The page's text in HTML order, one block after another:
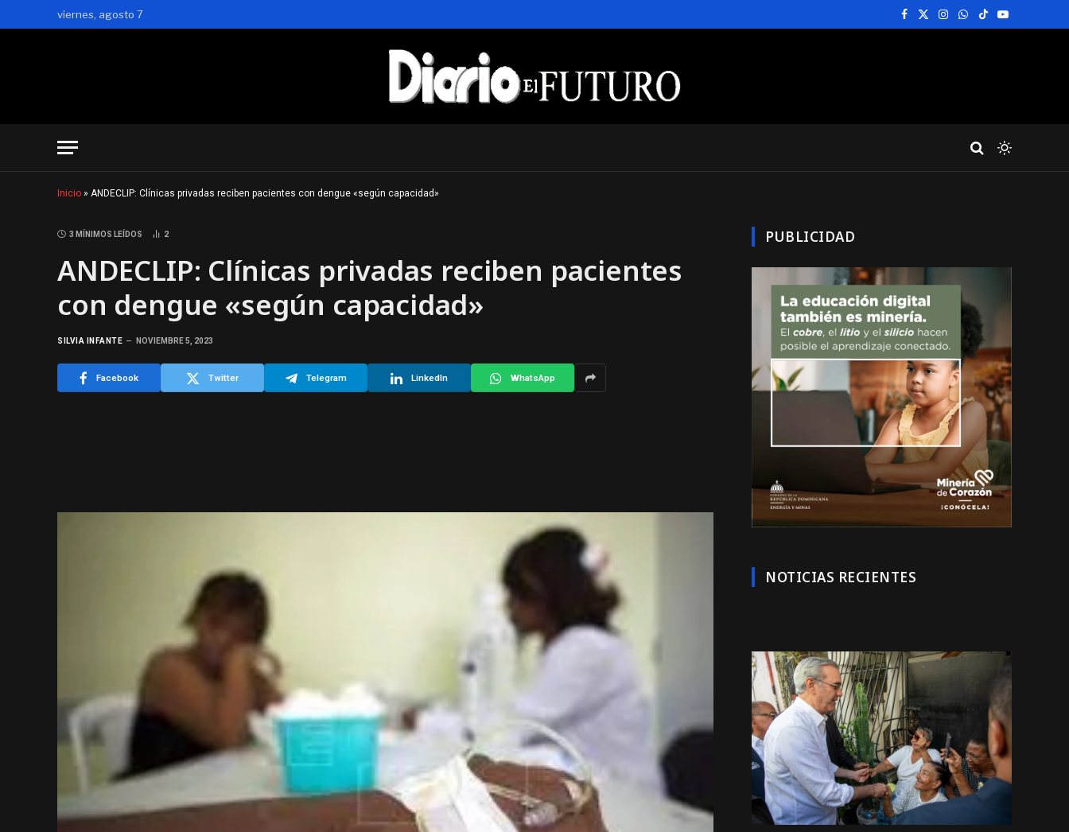
viernes, agosto 7
Facebook
X
Instagram
WhatsApp
TikTokYouTube
Inicio » ANDECLIP: Clínicas privadas reciben pacientes con dengue «según capacidad»
3 MÍNIMOS LEÍDOS 2
ANDECLIP: Clínicas privadas reciben pacientes
con dengue «según capacidad»
SILVIA INFANTE NOVIEMBRE 5, 2023
Facebook Twitter Telegram LinkedIn WhatsApp
PUBLICIDAD
NOTICIAS RECIENTES